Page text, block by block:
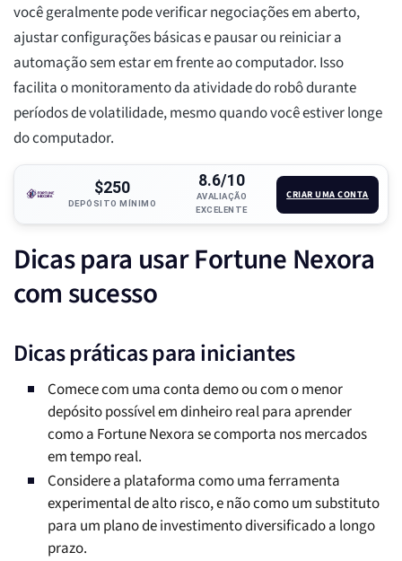
você geralmente pode verificar negociações em aberto,
ajustar configurações básicas e pausar ou reiniciar a
automação sem estar em frente ao computador. Isso
facilita o monitoramento da atividade do robô durante
períodos de volatilidade, mesmo quando você estiver longe
do computador.
$250
DEPÓSITO MÍNIMO
8.6/10
AVALIAÇÃO
EXCELENTE
CRIAR UMA CONTA
Dicas para usar Fortune Nexora
com sucesso
Dicas práticas para iniciantes
Comece com uma conta demo ou com o menor
depósito possível em dinheiro real para aprender
como a Fortune Nexora se comporta nos mercados
em tempo real.
Considere a plataforma como uma ferramenta
experimental de alto risco, e não como um substituto
para um plano de investimento diversificado a longo
prazo.